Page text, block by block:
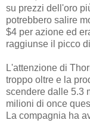
su prezzi dell'oro
potrebbero salire
$4 per azione ed
raggiunse il picco
L'attenzione di
troppo oltre e la
scendere dalle 5.3
milioni di once
La compagnia ha